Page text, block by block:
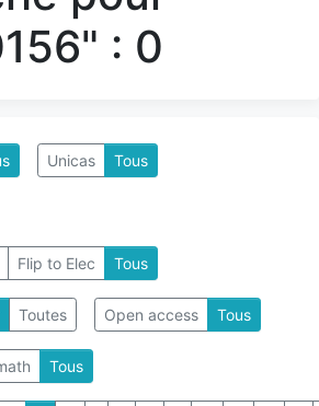
: 0
Unicas Tous
Flip to Elec Tous
Toutes Open access Tous
Tous